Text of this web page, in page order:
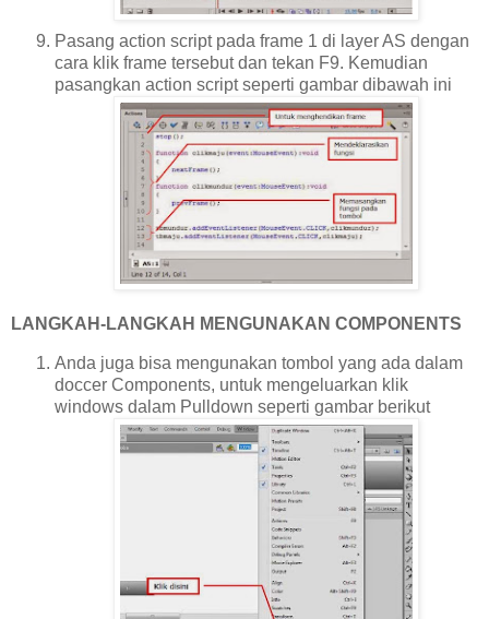
Pasang action script pada frame 1 di layer AS dengan
cara klik frame tersebut dan tekan F9. Kemudian
pasangkan action script seperti gambar dibawah ini
LANGKAH-LANGKAH MENGUNAKAN COMPONENTS
Anda juga bisa mengunakan tombol yang ada dalam
doccer Components, untuk mengeluarkan klik
windows dalam Pulldown seperti gambar berikut